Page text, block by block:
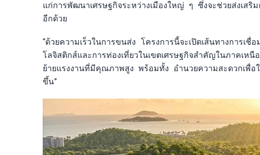
แก่การพัฒนาเศรษฐกิจระหว่างเมืองใหญ่ ๆ ซึ่งจะช่วยส่งเส
อีกด้วย
“ด้วยความเร็วในการขนส่ง โครงการนี้จะเปิดเส้นทางการเ
โลจิสติกส์และการท่องเที่ยวในเขตเศรษฐกิจสำคัญในภาคเห
ย้ายแรงงานที่มีคุณภาพสูง พร้อมทั้ง อำนวยความสะดวกเพื่
ขึ้น”